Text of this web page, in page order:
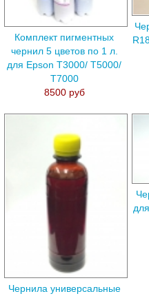
Комплект пигментных
чернил 5 цветов по 1 л.
для Epson T3000/ T5000/
T7000
8500 руб
Чернила универсальные